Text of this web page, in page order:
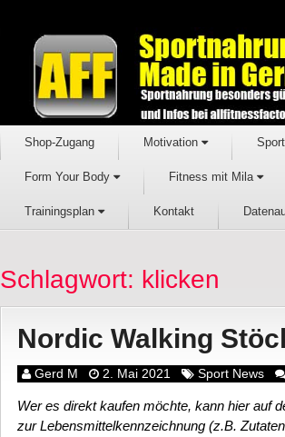
Shop-Zugang Motivation
Form Your Body Fitness mit Mila
Trainingsplan Kontakt
Schlagwort: klicken
Nordic Walking
Gerd M 2. Mai 2021 Sport News
Wer es direkt kaufen möchte, kann hier auf
zur Lebensmittelkennzeichnung (z.B.